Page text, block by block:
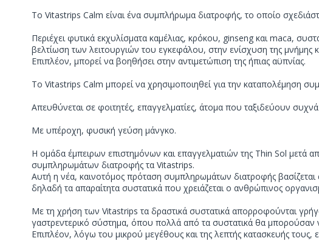
Το Vitastrips Calm είναι ένα συμπλήρωμα διατροφής, το οποίο
Περιέχει φυτικά εκχυλίσματα καμέλιας, κρόκου, ginseng και maca,
βελτίωση των λειτουργιών του εγκεφάλου, στην ενίσχυση της μνήμης
Επιπλέον, μπορεί να βοηθήσει στην αντιμετώπιση της ήπιας αϋπνίας.
Το Vitastrips Calm μπορεί να χρησιμοποιηθεί για την καταπολέμηση
Απευθύνεται σε φοιτητές, επαγγελματίες, άτομα που ταξιδεύουν
Με υπέροχη, φυσική γεύση μάνγκο.
Η ομάδα έμπειρων επιστημόνων και επαγγελματιών της Thin Sol μετά
συμπληρωμάτων διατροφής τα Vitastrips.
Αυτή η νέα, καινοτόμος πρόταση συμπληρωμάτων διατροφής βασίζεται
δηλαδή τα απαραίτητα συστατικά που χρειάζεται ο ανθρώπινος
Με τη χρήση των Vitastrips τα δραστικά συστατικά απορροφούνται
γαστρεντερικό σύστημα, όπου πολλά από τα συστατικά θα μπορούσαν
Επιπλέον, λόγω του μικρού μεγέθους και της λεπτής κατασκευής τους,